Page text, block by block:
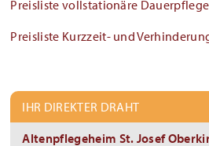
Preisliste vollstationäre
Preisliste Kurzzeit- und
IHR DIREKTER DRAHT
Altenpflegeheim St. Josef